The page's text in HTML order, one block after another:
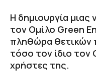
Η δημιουργία μιας
τον Ομίλο Green
πληθώρα θετικών
τόσο τον ίδιο τον
χρήστες της.